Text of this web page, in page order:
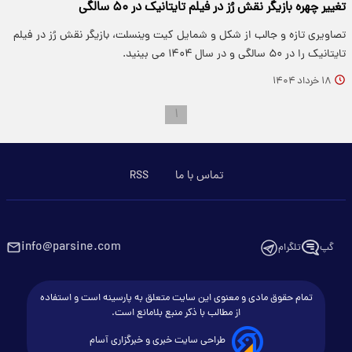
تغییر چهره بازیگر نقش رُز در فیلم تایتانیک در ۵۰ سالگی
تصاویری تازه و جالب از شکل و شمایل کیت وینسلت، بازیگر نقش رُز در فیلم
تایتانیک را در ۵۰ سالگی و در سال ۱۴۰۴ می بینید.
۱۸ خرداد ۱۴۰۴
۱
تماس با ما RSS
گپ تلگرام info@parsine.com
تمام حقوق مادی و معنوی این سایت متعلق به پارسینه است و استفاده
از مطالب با ذکر منبع بلامانع است.
طراحی سایت خبری و خبرگزاری آسام